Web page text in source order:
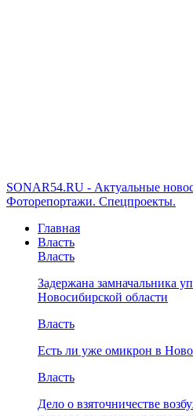
SONAR54.RU - Актуальные
Фоторепортажи. Спецпроекты.
Главная
Власть
Власть
Задержана замначальника
Новосибирской области
Власть
Есть ли уже омикрон в
Власть
Дело о взяточничестве